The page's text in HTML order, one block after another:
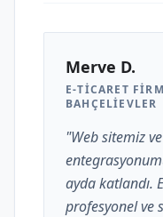
Merve D.
E-TICARET
BAHÇELIEVLER
"Web sitemiz
ayda katlandı.
profesyonel ve